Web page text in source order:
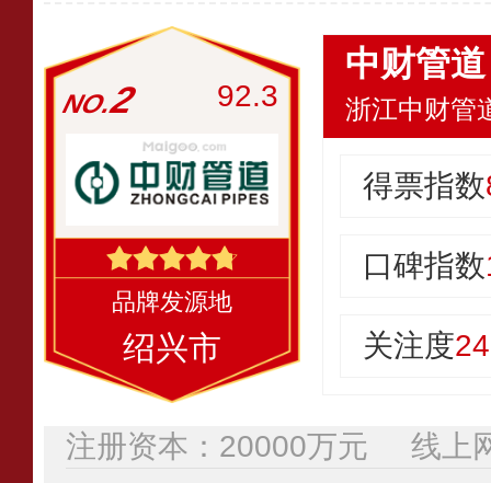
2 92.3
绍兴市
中财管道
浙江中财管
得票指数
口碑指数
关注度
注册资本：20000万元
线上